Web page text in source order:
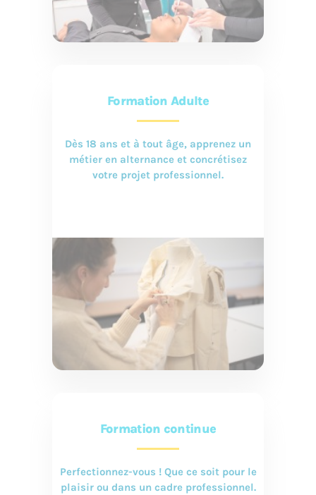
Formation Adulte
Dès 18 ans et à tout âge, apprenez un
métier en alternance et concrétisez
votre projet professionnel.
Formation continue
Perfectionnez-vous ! Que ce soit pour le
plaisir ou dans un cadre professionnel.